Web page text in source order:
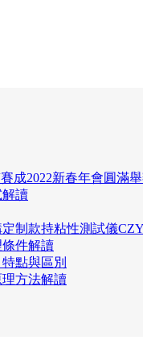
成2022新春年會圓滿
解讀
制款持粘性測試儀
條件解讀
點與區別
方法解讀